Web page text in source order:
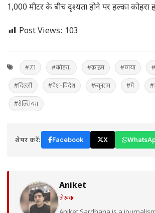
1,000 मीटर के बीच दृश्यता होने पर हल्का कोहरा
Post Views: 103
#7.1 #कोहरा, #क्राइम #छाया
#दिल्ली #देश-विदेश #न्यूनतम #में
#सेल्सियस
शेयर करें: Facebook X
Aniket
लेखक